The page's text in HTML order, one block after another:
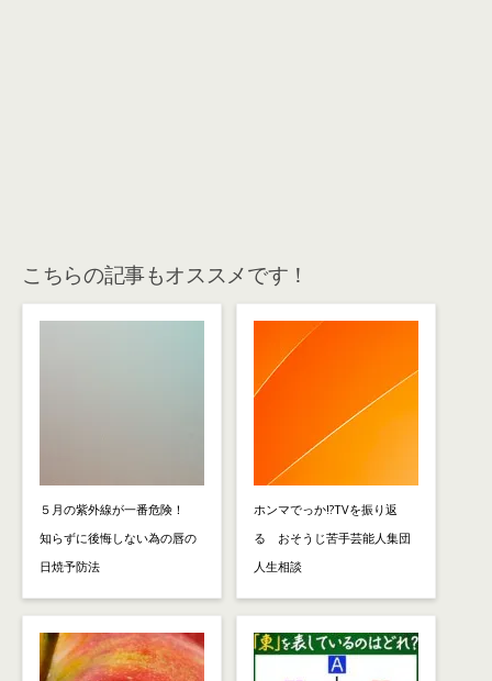
こちらの記事もオススメです！
５月の紫外線が一番危険！
知らずに後悔しない為の唇の
日焼予防法
ホンマでっか!?TVを振り返
る おそうじ苦手芸能人集団
人生相談